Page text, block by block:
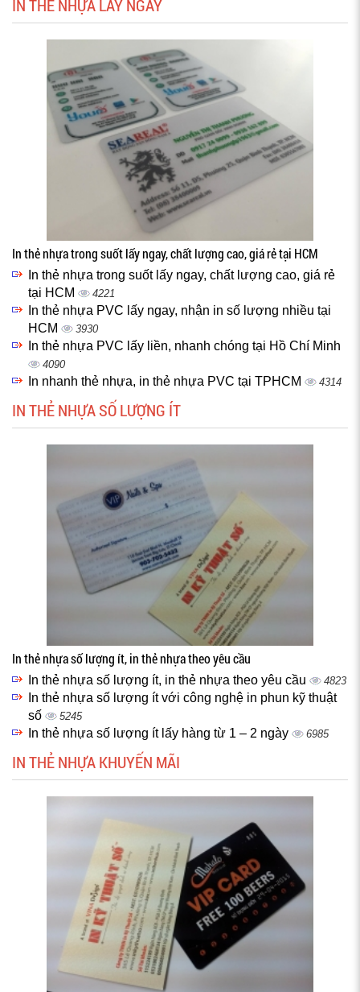
IN THẺ NHỰA LẤY NGAY
In thẻ nhựa trong suốt lấy ngay, chất lượng cao, giá rẻ tại HCM
In thẻ nhựa trong suốt lấy ngay, chất lượng cao, giá rẻ
tại HCM
4221
In thẻ nhựa PVC lấy ngay, nhận in số lượng nhiều tại
HCM
3930
In thẻ nhựa PVC lấy liền, nhanh chóng tại Hồ Chí Minh
4090
In nhanh thẻ nhựa, in thẻ nhựa PVC tại TPHCM 4314
IN THẺ NHỰA SỐ LƯỢNG ÍT
In thẻ nhựa số lượng ít, in thẻ nhựa theo yêu cầu
In thẻ nhựa số lượng ít, in thẻ nhựa theo yêu cầu 4823
In thẻ nhựa số lượng ít với công nghệ in phun kỹ thuật
số
5245
In thẻ nhựa số lượng ít lấy hàng từ 1 – 2 ngày 6985
IN THẺ NHỰA KHUYẾN MÃI